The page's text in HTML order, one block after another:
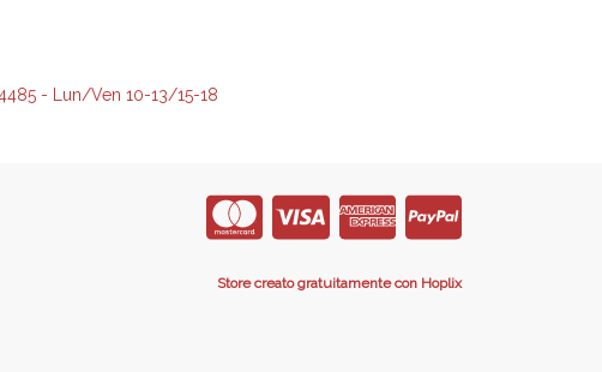
-
Lun/Ven 10-13/15-18
Store creato gratuitamente con Hoplix